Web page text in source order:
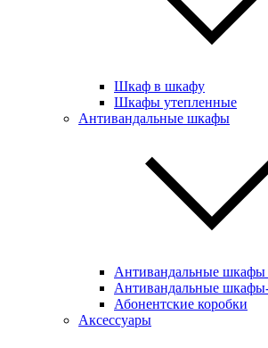
Шкаф в шкафу
Шкафы утепленные
Антивандальные шкафы
Антивандальные шкафы
Антивандальные
Абонентские коробки
Аксессуары